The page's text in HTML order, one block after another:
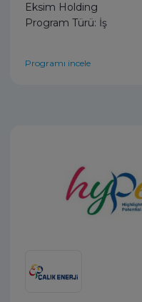
Eksim Holding
Program Türü: İş
Programı incele